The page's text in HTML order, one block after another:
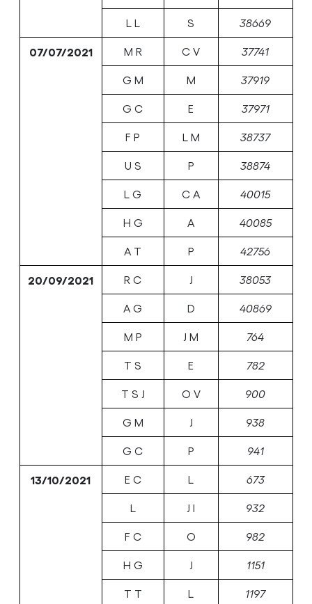
L L S 38669
07/07/2021 M R C V 37741
G M M 37919
G C E 37971
F P L M 38737
U S P 38874
L G C A 40015
H G A 40085
A T P 42756
20/09/2021 R C J 38053
A G D 40869
M P J M 764
T S E 782
T S J O V 900
G M J 938
G C P 941
13/10/2021 E C L 673
L J I 932
F C O 982
H G J 1151
T T L 1197